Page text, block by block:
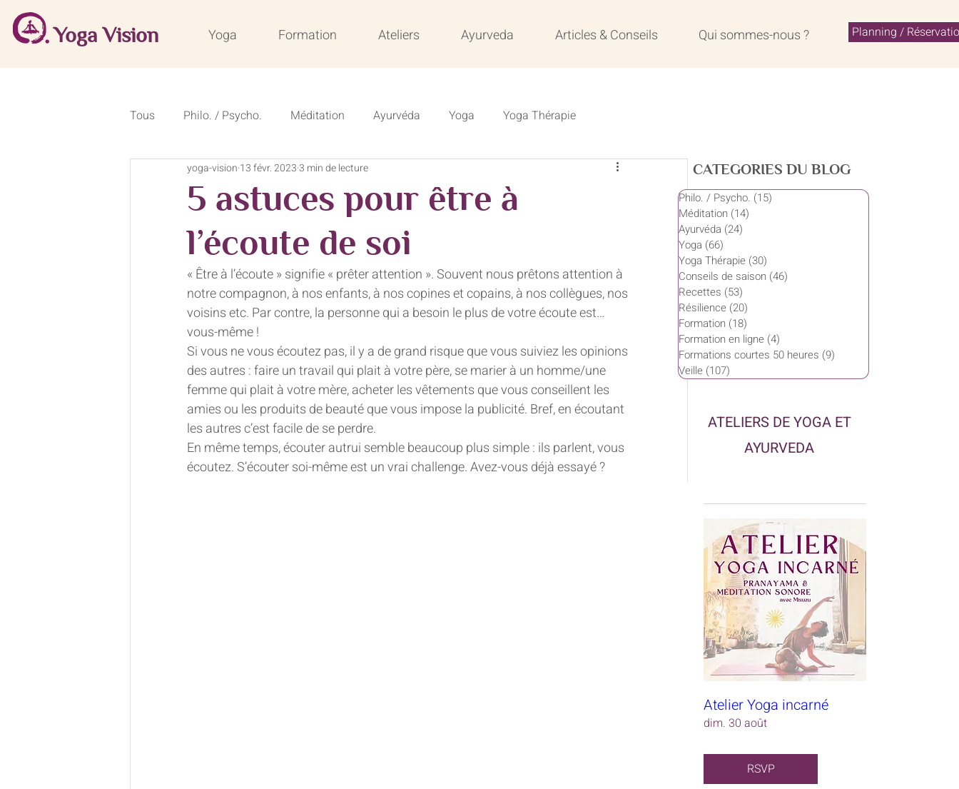
Yoga Vision Yoga Formation Ateliers Ayurveda Articles & Conseils Qui sommes-nous ? Planning /
Tous Philo. / Psycho. Méditation Ayurvéda Yoga Yoga Thérapie
Conseils de saison Recettes Résilience
Formations courtes 50 heures
5 astuces pour être à
l’écoute de soi
yoga-vision 13 févr. 20233 min de lecture
« Être à l’écoute » signifie « prêter attention ». Souvent nous prêtons attention à
notre compagnon, à nos enfants, à nos copines et copains, à nos collègues, nos
voisins etc. Par contre, la personne qui a besoin le plus de votre écoute est…
vous-même !
Si vous ne vous écoutez pas, il y a de grand risque que vous suiviez les opinions
des autres : faire un travail qui plait à votre père, se marier à un homme/une
femme qui plait à votre mère, acheter les vêtements que vous conseillent les
amies ou les produits de beauté que vous impose la publicité. Bref, en écoutant
les autres c’est facile de se perdre.
En même temps, écouter autrui semble beaucoup plus simple : ils parlent, vous
écoutez. S’écouter soi-même est un vrai challenge. Avez-vous déjà essayé ?
CATEGORIES DU BLOG
Philo. / Psycho. (15)
Méditation (14)
Ayurvéda (24)
Yoga (66)
Yoga Thérapie (30)
Conseils de saison (46)
Recettes (53)
Résilience (20)
Formation (18)
Formation en ligne (4)
Formations courtes 50 heures (9)
Veille (107)
Atelier Yoga incarné
dim. 30 août
RSVP
ATELIERS DE YOGA ET
AYURVEDA